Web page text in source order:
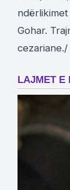
Gohar.
cezariane./